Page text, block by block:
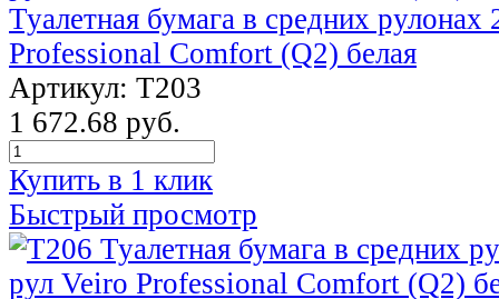
Туалетная бумага в средних
Professional Comfort (Q2) белая
Артикул: T203
1 672.68 руб.
Купить в 1 клик
Быстрый просмотр